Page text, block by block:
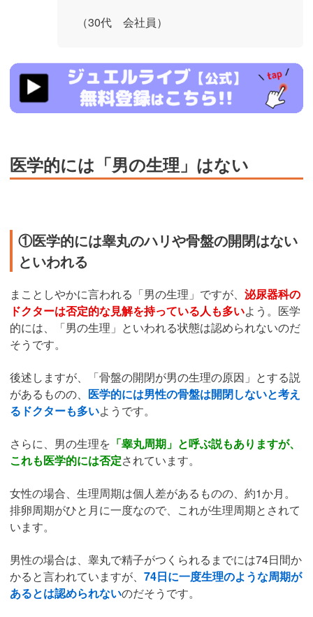
（30代 会社員）
https://www.j-
live.tv/LiveChat/acs.php?
si=jwchatt&pid=MLA5661_0004&pa=lp40.php
医学的には「男の生理」はない
①医学的には睾丸のハリや骨盤の開閉はない
といわれる
まことしやかに言われる「男の生理」ですが、 泌尿器科の
ドクターは否定的な見解を持っている人も多いよう。医学
的には、「男の生理」といわれる状態は認められないのだ
そうです。
後述しますが、「骨盤の開閉が男の生理の原因」とする説
があるものの、 医学的には男性の骨盤は開閉しないと考え
るドクターも多いようです。
さらに、男の生理を 「睾丸周期」と呼ぶ説もありますが、
これも医学的には否定されています。
女性の場合、生理周期は個人差があるものの、約1か月。
排卵周期がひと月に一度なので、これが生理周期とされて
います。
男性の場合は、睾丸で精子がつくられるまでには74日間か
かると言われていますが、 74日に一度生理のような周期が
あるとは認められないのだそうです。